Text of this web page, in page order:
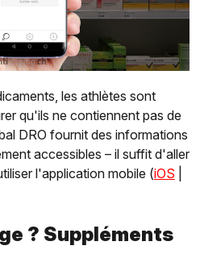
les athlètes sont
qu'ils ne contiennent pas de
DRO fournit des informations
accessibles – il suffit d'aller
l'application mobile (iOS
? Suppléments